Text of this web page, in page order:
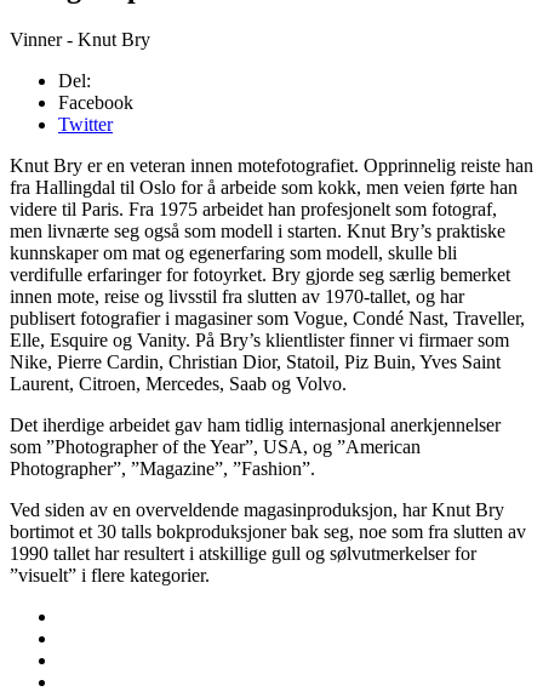
Vinner - Knut Bry
Del:
Facebook
Twitter
Knut Bry er en veteran innen motefotografiet. Opprinnelig reiste han
fra Hallingdal til Oslo for å arbeide som kokk, men veien førte han
videre til Paris. Fra 1975 arbeidet han profesjonelt som fotograf,
men livnærte seg også som modell i starten. Knut Bry’s praktiske
kunnskaper om mat og egenerfaring som modell, skulle bli
verdifulle erfaringer for fotoyrket. Bry gjorde seg særlig bemerket
innen mote, reise og livsstil fra slutten av 1970-tallet, og har
publisert fotografier i magasiner som Vogue, Condé Nast, Traveller,
Elle, Esquire og Vanity. På Bry’s klientlister finner vi firmaer som
Nike, Pierre Cardin, Christian Dior, Statoil, Piz Buin, Yves Saint
Laurent, Citroen, Mercedes, Saab og Volvo.
Det iherdige arbeidet gav ham tidlig internasjonal anerkjennelser
som ”Photographer of the Year”, USA, og ”American
Photographer”, ”Magazine”, ”Fashion”.
Ved siden av en overveldende magasinproduksjon, har Knut Bry
bortimot et 30 talls bokproduksjoner bak seg, noe som fra slutten av
1990 tallet har resultert i atskillige gull og sølvutmerkelser for
”visuelt” i flere kategorier.